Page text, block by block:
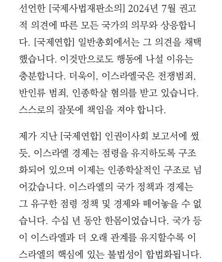
선언한 [국제사법재판소의] 2024년 7월 권고
적 의견에 따른 모든 국가의 의무와 상응합니
다. [국제연합] 일반총회에서는 그 의견을 채택
했습니다. 이것만으로도 행동에 나설 이유는
충분합니다. 더욱이, 이스라엘국은 전쟁범죄,
반인류 범죄, 인종학살 혐의를 받고 있습니다.
스스로의 잘못에 책임을 져야 합니다.
제가 지난 [국제연합] 인권이사회 보고서에 썼
듯, 이스라엘 경제는 점령을 유지하도록 구조
화되어 있으며 이제는 인종학살적인 구조로 넘
어갔습니다. 이스라엘의 국가 정책과 경제는
그 유구한 점령 정책 및 경제와 떼어놓을 수 없
습니다. 수십 년 동안 한몸이었습니다. 국가 등
이 이스라엘과 더 오래 관계를 유지할수록 이
스라엘의 핵심에 있는 불법성이 합법화됩니다.